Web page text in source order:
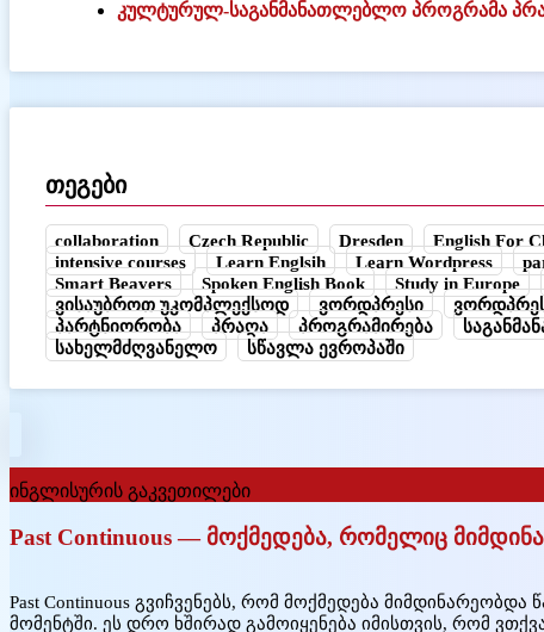
კულტურულ-საგანმანათლებლო პროგრამა
თეგები
collaboration Czech Republic Dresden English For
intensive courses
Learn Englsih Learn Wordpress
Smart Beavers
Spoken English Book Study in Europe
ვისაუბროთ უკომპლექსოდ
ვორდპრესი
პარტნიორობა
პრაღა პროგრამირება
სახელმძღვანელო
სწავლა ევროპაში
ინგლისურის გაკვეთილები
Past Continuous — მოქმედება, რომელიც
Past Continuous გვიჩვენებს, რომ მოქმედება
მომენტში. ეს დრო ხშირად გამოიყენება იმისთვის, რომ